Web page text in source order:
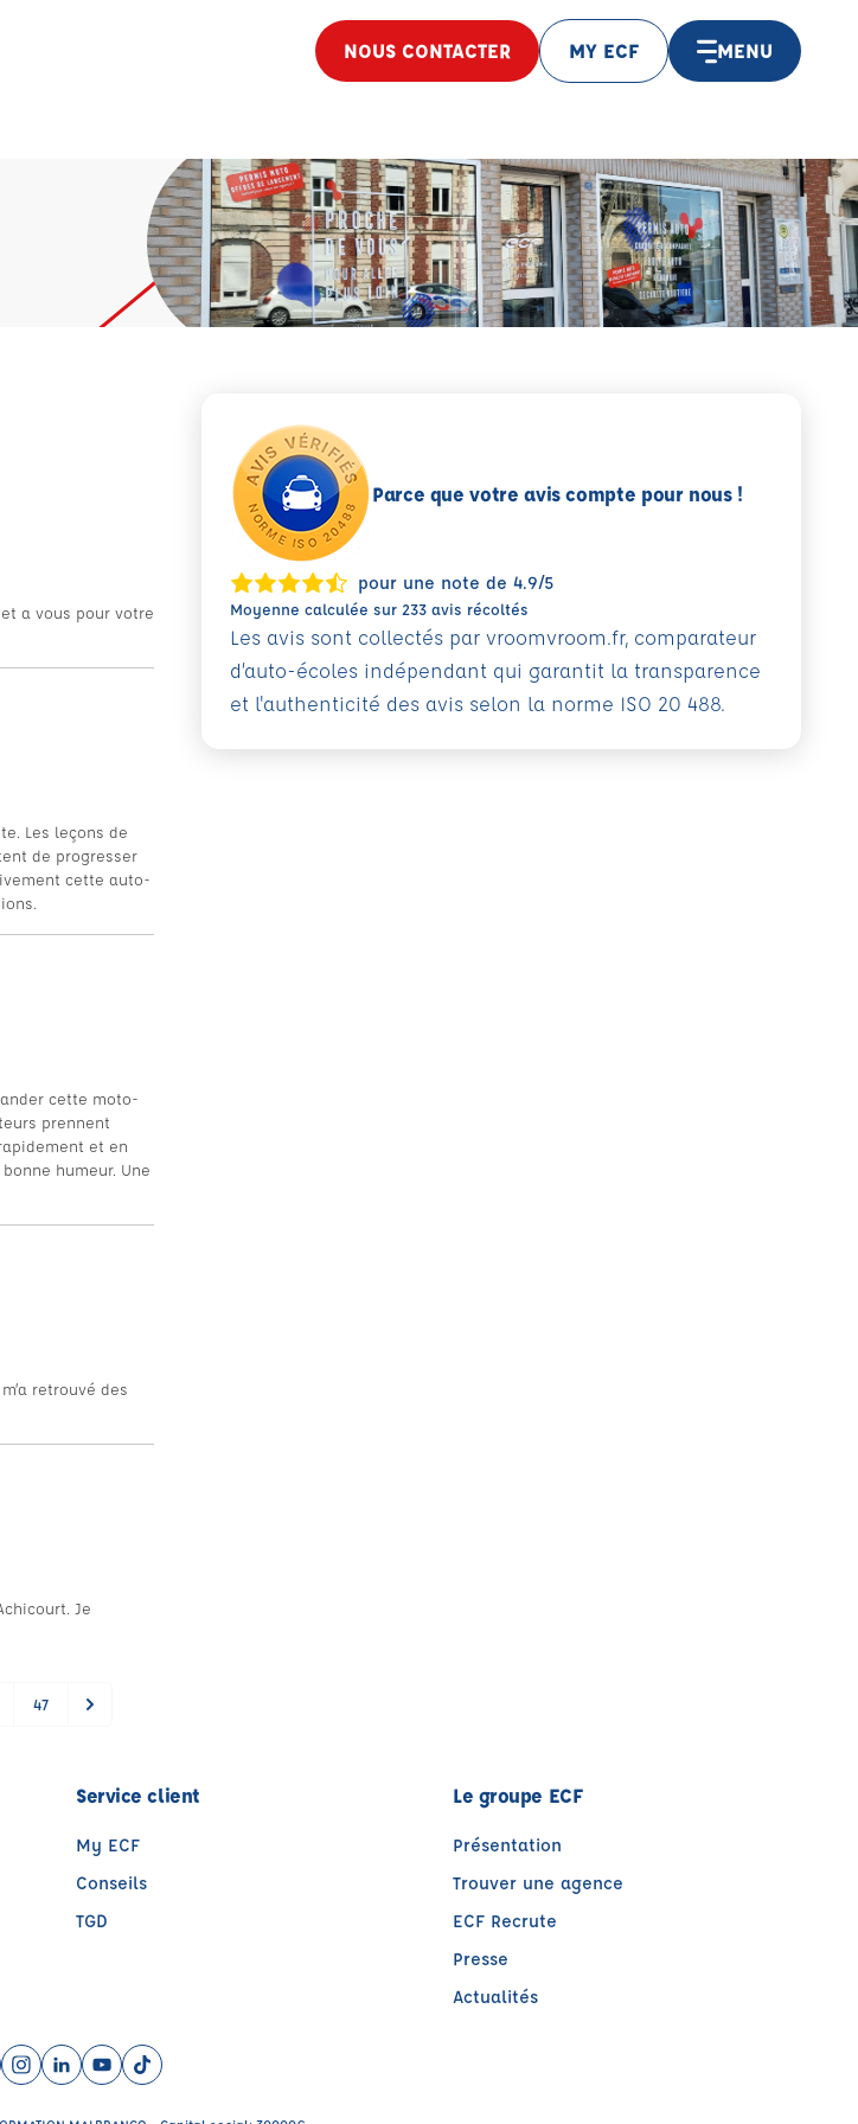
NOUS CONTACTER MY ECF MENU
a vous pour votre
Les leçons de
de progresser
cette auto-
cette moto-
prennent
et en
humeur. Une
retrouvé des
Je
47
Parce que votre avis compte pour nous !
pour une note de 4.9/5
Moyenne calculée sur 233 avis récoltés
Les avis sont collectés par vroomvroom.fr, comparateur
d’auto-écoles indépendant qui garantit la transparence
et l'authenticité des avis selon la norme ISO 20 488.
Service client
My ECF
Conseils
TGD
Le groupe ECF
Présentation
Trouver une agence
ECF Recrute
Presse
Actualités
(nouvelle fenêtre)
Instagram (nouvelle fenêtre)
LinkedIn (nouvelle fenêtre)
YouTube (nouvelle fenêtre)
TikTok (nouvelle fenêtre)